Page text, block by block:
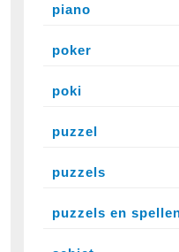
piano
poker
poki
puzzel
puzzels
puzzels en